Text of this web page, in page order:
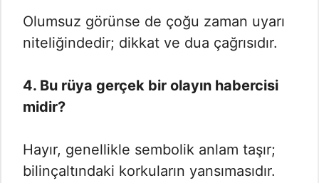
Olumsuz görünse de çoğu zaman uyarı
niteliğindedir; dikkat ve dua çağrısıdır.
4. Bu rüya gerçek bir olayın habercisi
midir?
Hayır, genellikle sembolik anlam taşır;
bilinçaltındaki korkuların yansımasıdır.